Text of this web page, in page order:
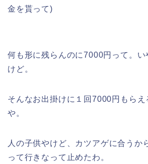
金を貰って)
何も形に残らんのに7000円って。い
けど。
そんなお出掛けに１回7000円もらえ
や。
人の子供やけど、カツアゲに合うか
って行きなって止めたわ。